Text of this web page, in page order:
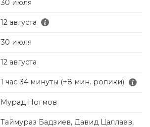
30 июля
12 августа
30 июля
12 августа
1 час 34 минуты (+8 мин. ролики)
Мурад Ногмов
Таймураз Бадзиев, Давид Цаллаев,